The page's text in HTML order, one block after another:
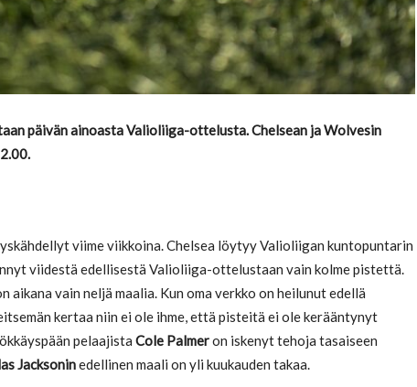
päivän ainoasta Valioliiga-ottelusta. Chelsean ja Wolvesin
viime viikkoina. Chelsea löytyy Valioliigan kuntopuntarin
viidestä edellisestä Valioliiga-ottelustaan vain kolme pistettä.
aikana vain neljä maalia. Kun oma verkko on heilunut edellä
kertaa niin ei ole ihme, että pisteitä ei ole kerääntynyt
pelaajista Cole Palmeron iskenyt tehoja tasaiseen
Jacksoninedellinen maali on yli kuukauden takaa.